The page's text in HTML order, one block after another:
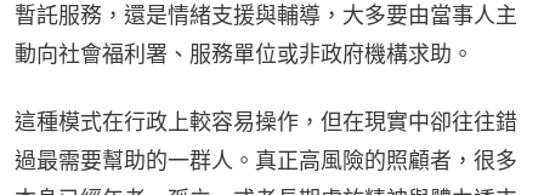
暫託服務，還是情緒支援與輔導，大多要由當事人主
動向社會福利署、服務單位或非政府機構求助。
這種模式在行政上較容易操作，但在現實中卻往往錯
過最需要幫助的一群人。真正高風險的照顧者，很多